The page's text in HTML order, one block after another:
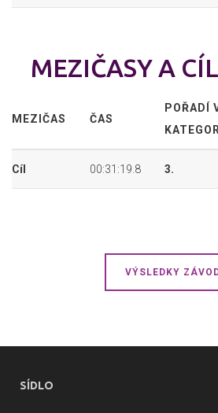
MEZIČASY A
MEZIČAS ČAS
POŘADÍ
Cíl 00:31:19.8 3.
VÝSLEDKY
SÍDLO